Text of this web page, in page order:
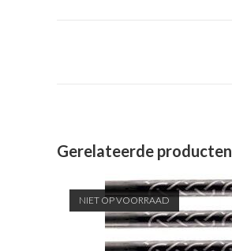
Gerelateerde producten
NIET OP VOORRAAD